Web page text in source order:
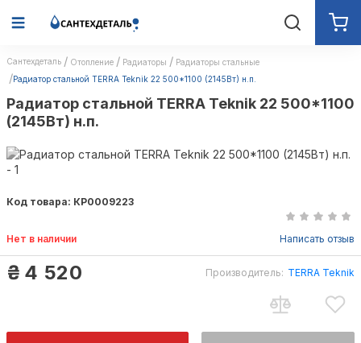
Сантехдеталь Отопление Радиаторы
Радиаторы стальные
Радиатор стальной TERRA Teknik 22 500*1100 (2145Вт) н.п.
Радиатор стальной TERRA Teknik 22 500*1100
(2145Вт) н.п.
Код товара: КР0009223
Нет в наличии Написать отзыв
₴ 4 520 Производитель: TERRA Teknik